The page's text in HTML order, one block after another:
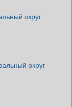
округ
округ